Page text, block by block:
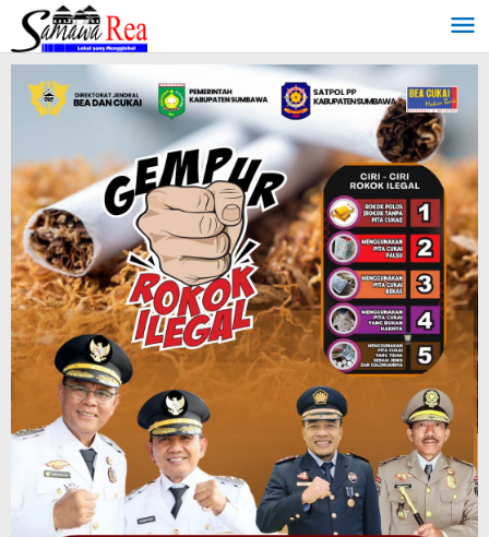
Lewati
konten